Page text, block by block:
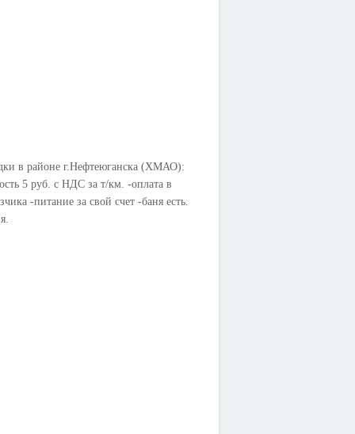
в районе г.Нефтеюганска (ХМАО):
5 руб. с НДС за т/км. -оплата в
-питание за свой счет -баня есть.